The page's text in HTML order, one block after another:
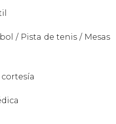
/ Pista de tenis / Mesas
cortesía